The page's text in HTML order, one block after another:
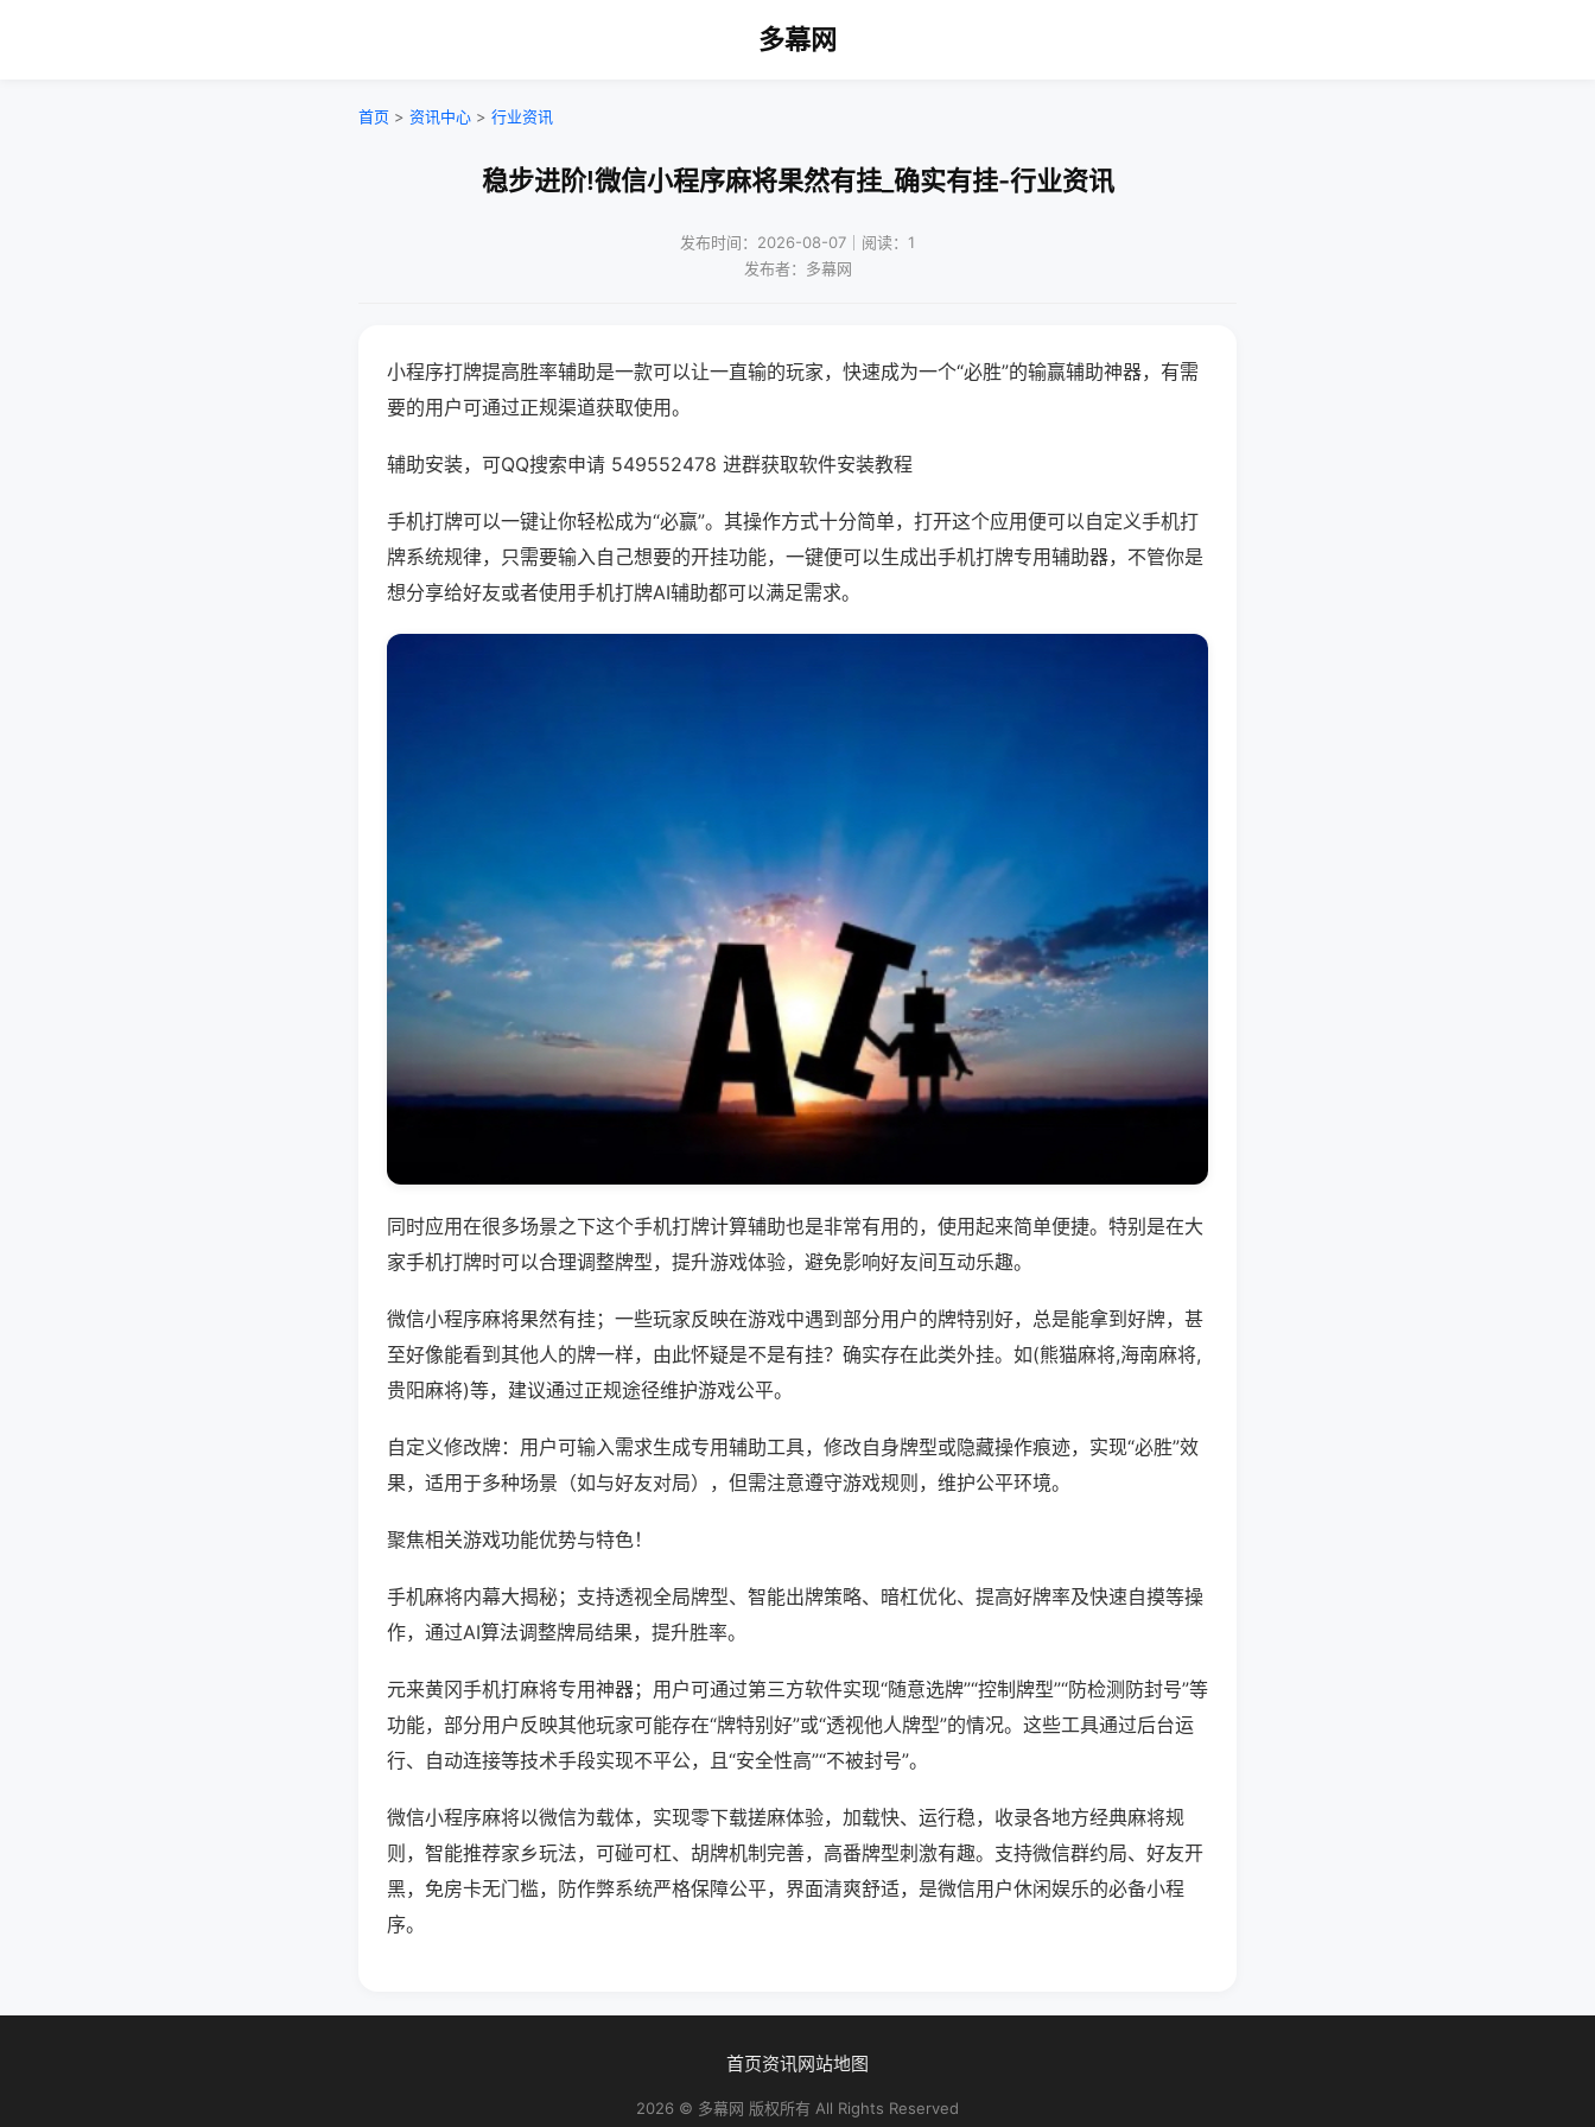
多幕网
首页 > 资讯中心 > 行业资讯
稳步进阶!微信小程序麻将果然有挂_确实有挂-行业资讯
发布时间：2026-08-07｜阅读：1
发布者：多幕网
小程序打牌提高胜率辅助是一款可以让一直输的玩家，快速成为一个“必胜”的输赢辅助神器，有需
要的用户可通过正规渠道获取使用。
辅助安装，可QQ搜索申请 549552478 进群获取软件安装教程
手机打牌可以一键让你轻松成为“必赢”。其操作方式十分简单，打开这个应用便可以自定义手机打
牌系统规律，只需要输入自己想要的开挂功能，一键便可以生成出手机打牌专用辅助器，不管你是
想分享给好友或者使用手机打牌AI辅助都可以满足需求。
同时应用在很多场景之下这个手机打牌计算辅助也是非常有用的，使用起来简单便捷。特别是在大
家手机打牌时可以合理调整牌型，提升游戏体验，避免影响好友间互动乐趣。
微信小程序麻将果然有挂；一些玩家反映在游戏中遇到部分用户的牌特别好，总是能拿到好牌，甚
至好像能看到其他人的牌一样，由此怀疑是不是有挂？确实存在此类外挂。如(熊猫麻将,海南麻将,
贵阳麻将)等，建议通过正规途径维护游戏公平。
自定义修改牌：用户可输入需求生成专用辅助工具，修改自身牌型或隐藏操作痕迹，实现“必胜”效
果，适用于多种场景（如与好友对局），但需注意遵守游戏规则，维护公平环境。
聚焦相关游戏功能优势与特色！
手机麻将内幕大揭秘；支持透视全局牌型、智能出牌策略、暗杠优化、提高好牌率及快速自摸等操
作，通过AI算法调整牌局结果，提升胜率。
元来黄冈手机打麻将专用神器；用户可通过第三方软件实现“随意选牌”“控制牌型”“防检测防封号”等
功能，部分用户反映其他玩家可能存在“牌特别好”或“透视他人牌型”的情况。这些工具通过后台运
行、自动连接等技术手段实现不平公，且“安全性高”“不被封号”。
微信小程序麻将以微信为载体，实现零下载搓麻体验，加载快、运行稳，收录各地方经典麻将规
则，智能推荐家乡玩法，可碰可杠、胡牌机制完善，高番牌型刺激有趣。支持微信群约局、好友开
黑，免房卡无门槛，防作弊系统严格保障公平，界面清爽舒适，是微信用户休闲娱乐的必备小程
序。
首页资讯网站地图
2026 © 多幕网 版权所有 All Rights Reserved